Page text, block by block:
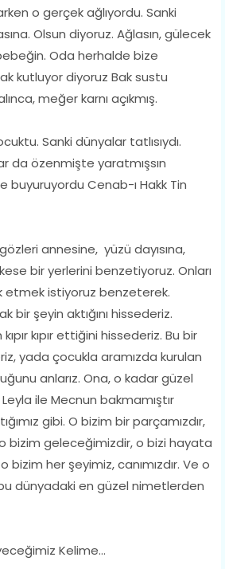
o gerçek ağlıyordu. Sanki
Olsun diyoruz. Ağlasın, gülecek
Oda herhalde bize
kutluyor diyoruz Bak sustu
meğer karnı açıkmış.
Sanki dünyalar tatlısıydı.
da özenmişte yaratmışsın
buyuruyordu Cenab-ı Hakk Tin
annesine, yüzü dayısına,
bir yerlerini benzetiyoruz. Onları
etmek istiyoruz benzeterek.
bir şeyin aktığını hissederiz.
kıpır ettiğini hissederiz. Bu bir
yada çocukla aramızda kurulan
anlarız. Ona, o kadar güzel
ile Mecnun bakmamıştır
gibi. O bizim bir parçamızdır,
bizim geleceğimizdir, o bizi hayata
bizim her şeyimiz, canımızdır. Ve o
dünyadaki en güzel nimetlerden
Kelime...